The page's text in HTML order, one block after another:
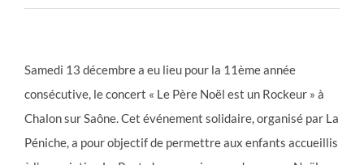
Samedi 13 décembre a eu lieu pour la 11ème année
consécutive, le concert « Le Père Noël est un Rockeur » à
Chalon sur Saône. Cet événement solidaire, organisé par La
Péniche, a pour objectif de permettre aux enfants accueillis